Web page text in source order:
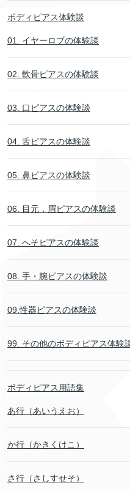
ボディピアス体験談
01. イヤーロブの体験談
02. 軟骨ピアスの体験談
03. 口ピアスの体験談
04. 舌ピアスの体験談
05. 鼻ピアスの体験談
06. 目元．眉ピアスの体験談
07. へそピアスの体験談
08. 手・腕ピアスの体験談
09.性器ピアスの体験談
99. その他のボディピアス体験
ボディピアス用語集
あ行（あいうえお）
か行（かきくけこ）
さ行（さしすせそ）